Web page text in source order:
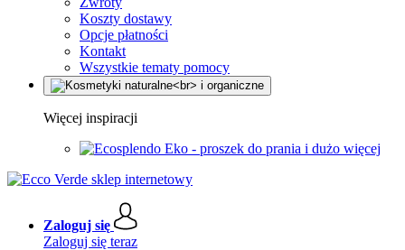
Koszty dostawy
Opcje płatności
Kontakt
Wszystkie tematy pomocy
Więcej inspiracji
Eko - proszek do prania i dużo więcej
Zaloguj się
Zaloguj się teraz